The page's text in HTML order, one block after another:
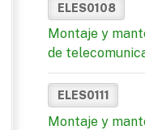
ELES0108
Montaje y
de
ELES0111
Montaje y